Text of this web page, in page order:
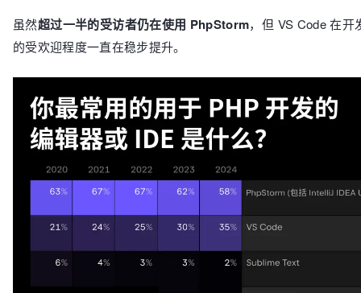
虽然超过一半的受访者仍在使用 PhpStorm， 但 VS Code 在开
的受欢迎程度一直在稳步提升。